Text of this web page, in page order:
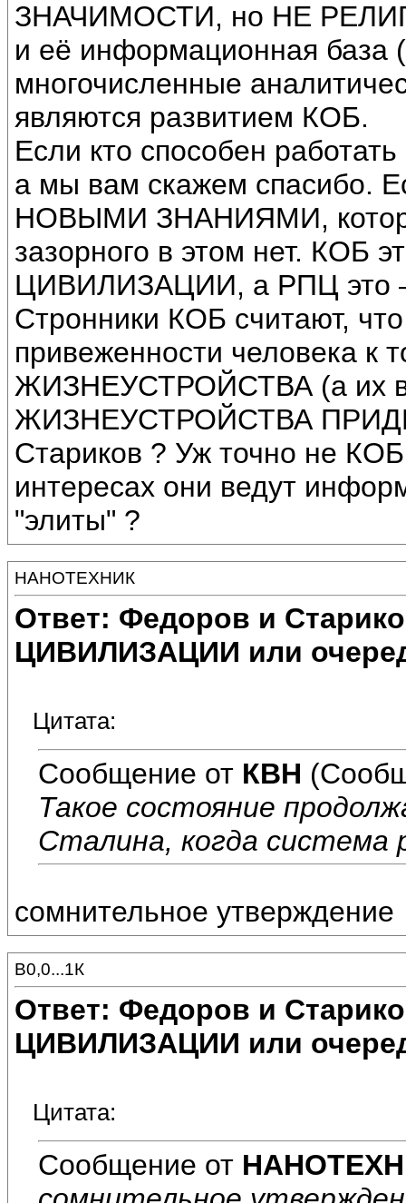
ЗНАЧИМОСТИ, но НЕ
и её информационная база
многочисленные
являются развитием КОБ.
Если кто способен
а мы вам скажем спасибо.
НОВЫМИ ЗНАНИЯМИ,
зазорного в этом нет.
ЦИВИЛИЗАЦИИ, а РПЦ это –
Стронники КОБ считают,
привеженности человека
ЖИЗНЕУСТРОЙСТВА (а их
ЖИЗНЕУСТРОЙСТВА
Стариков ? Уж точно не
интересах они ведут
"элиты" ?
НАНОТЕХНИК
Ответ: Федоров и
ЦИВИЛИЗАЦИИ или
Цитата:
Сообщение от КВН
Такое состояние
Сталина, когда система
сомнительное утверждение
В0,0...1К
Ответ: Федоров и
ЦИВИЛИЗАЦИИ или
Цитата:
Сообщение от